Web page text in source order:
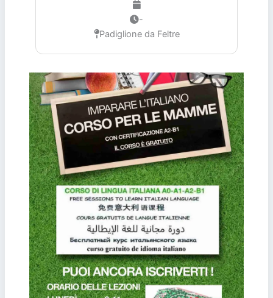
Orari delle lezioni: Lunedì e Mercoledì dalle 9
mothers' italian course proposed at Trotter
are still open. Informations are available on
flyer.Class times: Monday and Wednesday
from 9 am to 11 am
-
Padiglione da Feltre